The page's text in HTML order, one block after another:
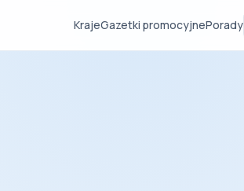
KrajeGazetki promocyjnePorady